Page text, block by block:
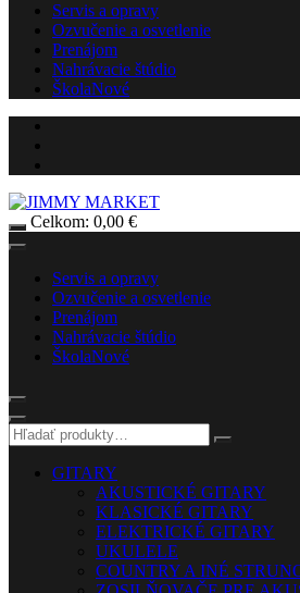
Servis a opravy
Ozvučenie a osvetlenie
Prenájom
Nahrávacie štúdio
ŠkolaNové
Celkom: 0,00 €
Servis a opravy
Ozvučenie a osvetlenie
Prenájom
Nahrávacie štúdio
ŠkolaNové
GITARY
AKUSTICKÉ GITARY
KLASICKÉ GITARY
ELEKTRICKÉ GITARY
UKULELE
COUNTRY A INÉ